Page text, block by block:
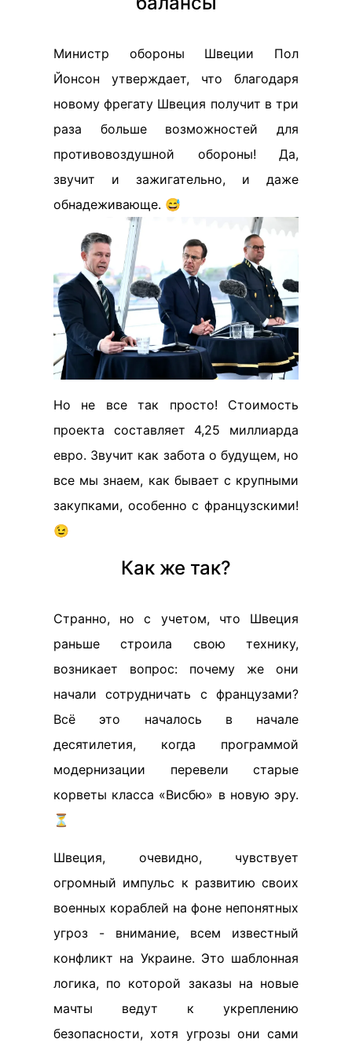
Министр обороны Швеции Пол
Йонсон утверждает, что благодаря
новому фрегату Швеция получит в три
раза больше возможностей для
противовоздушной обороны! Да,
звучит и зажигательно, и даже
обнадеживающе. 😅
Но не все так просто! Стоимость
проекта составляет 4,25 миллиарда
евро. Звучит как забота о будущем, но
все мы знаем, как бывает с крупными
закупками, особенно с французскими!
😉
Как же так?
Странно, но с учетом, что Швеция
раньше строила свою технику,
возникает вопрос: почему же они
начали сотрудничать с французами?
Всё это началось в начале
десятилетия, когда программой
модернизации перевели старые
корветы класса «Висбю» в новую эру.
⏳
Швеция, очевидно, чувствует
огромный импульс к развитию своих
военных кораблей на фоне непонятных
угроз - внимание, всем известный
конфликт на Украине. Это шаблонная
логика, по которой заказы на новые
мачты ведут к укреплению
безопасности, хотя угрозы они сами